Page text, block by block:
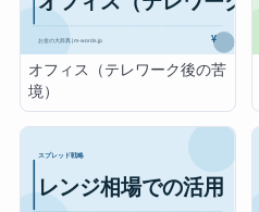
オフィス（テレワーク後の苦
境）